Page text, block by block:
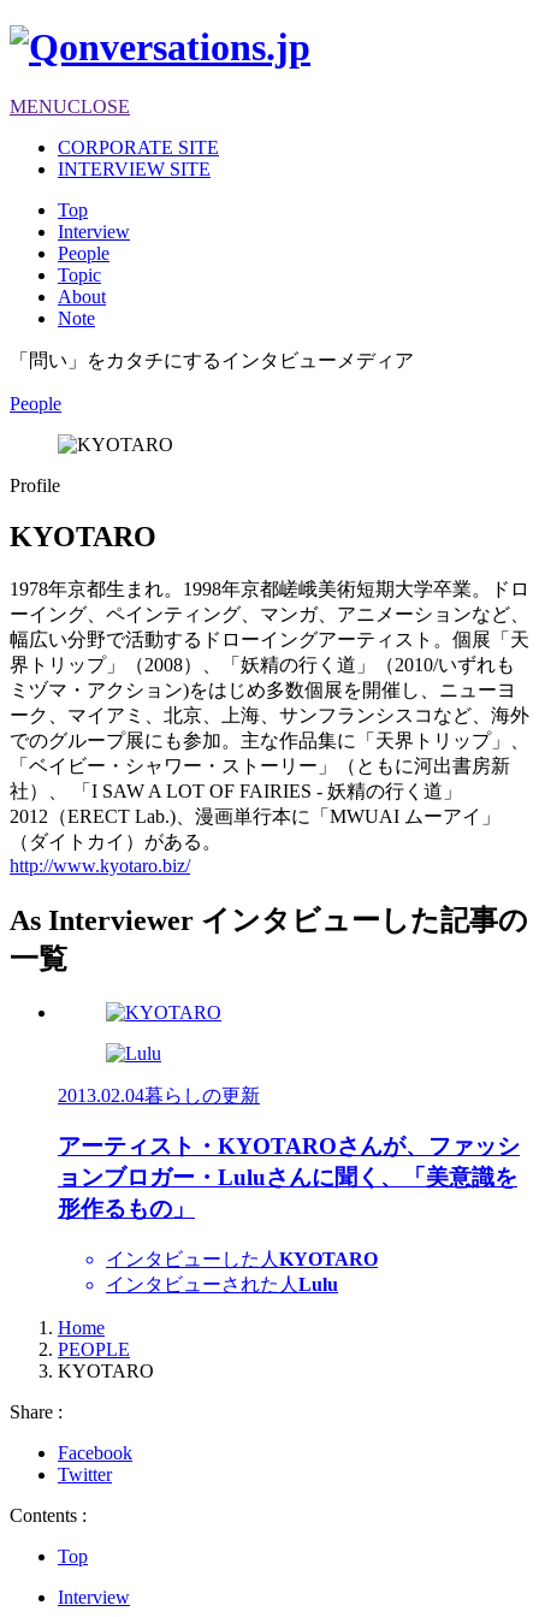
MENUCLOSE
CORPORATE SITE
INTERVIEW SITE
Top
Interview
People
Topic
About
Note
「問い」をカタチにするインタビューメディア
People
Profile
KYOTARO
1978年京都生まれ。1998年京都嵯峨美術短期大学卒業。ドロ
ーイング、ペインティング、マンガ、アニメーションなど、
幅広い分野で活動するドローイングアーティスト。個展「天
界トリップ」（2008）、「妖精の行く道」（2010/いずれも
ミヅマ・アクション)をはじめ多数個展を開催し、ニューヨ
ーク、マイアミ、北京、上海、サンフランシスコなど、海外
でのグループ展にも参加。主な作品集に「天界トリップ」、
「ベイビー・シャワー・ストーリー」（ともに河出書房新
社）、 「I SAW A LOT OF FAIRIES - 妖精の行く道」
2012（ERECT Lab.)、漫画単行本に「MWUAI ムーアイ」
（ダイトカイ）がある。
http://www.kyotaro.biz/
As Interviewer インタビューした記事の
一覧
2013.02.04暮らしの更新
アーティスト・KYOTAROさんが、ファッシ
ョンブロガー・Luluさんに聞く、「美意識を
形作るもの」
インタビューした人 KYOTARO
インタビューされた人 Lulu
Home
PEOPLE
KYOTARO
Share :
Facebook
Twitter
Contents :
Top
Interview